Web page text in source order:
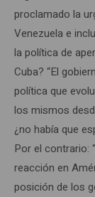
proclamado la
Venezuela e
la política de
Cuba? “El
política que
los mismos
¿no había que
Por el contrario:
reacción en
posición de los